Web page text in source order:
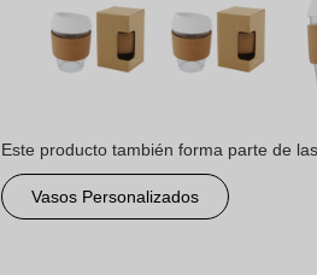
Este producto también forma parte de
Vasos Personalizados